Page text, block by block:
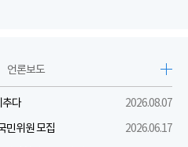
추다
2026.08.07
민위원 모집
2026.06.17
언론보도